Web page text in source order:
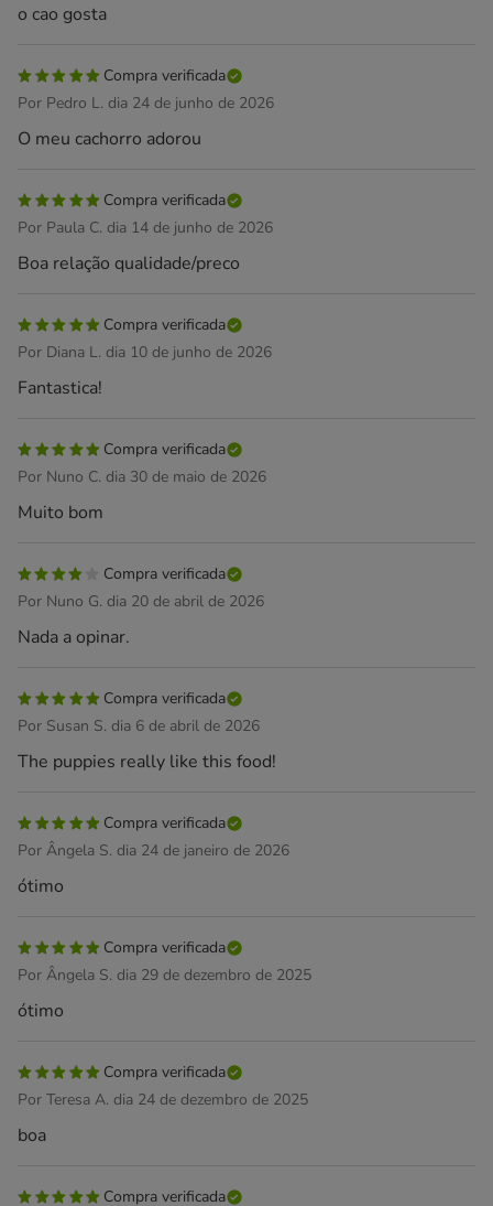
o cao gosta
Compra verificada
Por Pedro L. dia 24 de junho de 2026
O meu cachorro adorou
Compra verificada
Por Paula C. dia 14 de junho de 2026
Boa relação qualidade/preco
Compra verificada
Por Diana L. dia 10 de junho de 2026
Fantastica!
Compra verificada
Por Nuno C. dia 30 de maio de 2026
Muito bom
Compra verificada
Por Nuno G. dia 20 de abril de 2026
Nada a opinar.
Compra verificada
Por Susan S. dia 6 de abril de 2026
The puppies really like this food!
Compra verificada
Por Ângela S. dia 24 de janeiro de 2026
ótimo
Compra verificada
Por Ângela S. dia 29 de dezembro de 2025
ótimo
Compra verificada
Por Teresa A. dia 24 de dezembro de 2025
boa
Compra verificada